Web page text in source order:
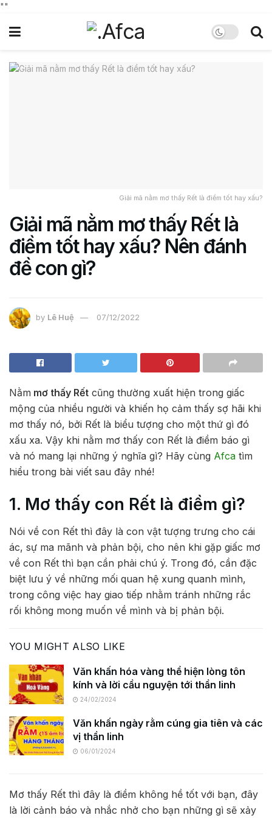
""
Giải mã nằm mơ thấy Rết là điềm tốt hay xấu?
Giải mã nằm mơ thấy Rết là
điềm tốt hay xấu? Nên đánh
đề con gì?
by Lê Huệ 07/12/2022
Nằm mơ thấy Rết cũng thường xuất hiện trong giấc
mộng của nhiều người và khiến họ cảm thấy sợ hãi khi
mơ thấy nó, bởi Rết là biểu tượng cho một thứ gì đó
xấu xa. Vậy khi nằm mơ thấy con Rết là điềm báo gì
và nó mang lại những ý nghĩa gì? Hãy cùng Afca tìm
hiểu trong bài viết sau đây nhé!
1. Mơ thấy con Rết là điềm gì?
Nói về con Rết thì đây là con vật tượng trưng cho cái
ác, sự ma mãnh và phản bội, cho nên khi gặp giấc mơ
về con Rết thì bạn cần phải chú ý. Trong đó, cần đặc
biệt lưu ý về những mối quan hệ xung quanh mình,
trong công việc hay giao tiếp nhằm tránh những rắc
rối không mong muốn về mình và bị phản bội.
YOU MIGHT ALSO LIKE
Văn khấn hóa vàng thể hiện lòng tôn
kính và lời cầu nguyện tới thần linh
24/02/2024
Văn khấn ngày rằm cúng gia tiên và các
vị thần linh
06/01/2024
Mơ thấy Rết thì đây là điềm không hề tốt với bạn, đây
là lời cảnh báo và nhắc nhở cho bạn những gì sẽ xảy